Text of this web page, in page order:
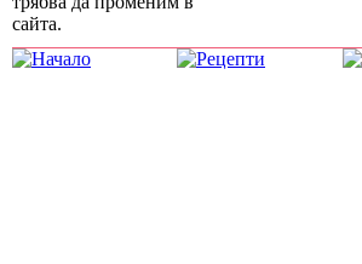
сайта.